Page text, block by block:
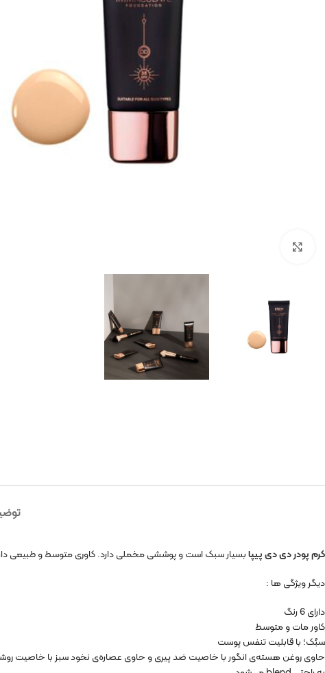
کرم پودر دی دی پیپابسیار سبک است و پوششی مخملی دارد. کاوری متوسط و طبیعی
دیگر ویژگی ها :
دارای 6 رنگ
کاور مات و متوسط
سبُک؛ با قابلیت تنفس پوست
حاوی روغن هسته‌ی انگور با خاصیت ضد پیری و حاوی عصاره‌ی نخود سبز با خاصیت